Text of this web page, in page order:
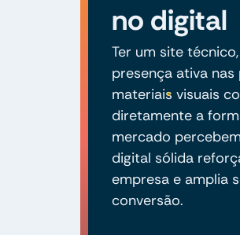
no digital
Ter um site
presença ativa
materiais visuais
diretamente a
mercado
digital sólida
empresa e amplia
conversão.